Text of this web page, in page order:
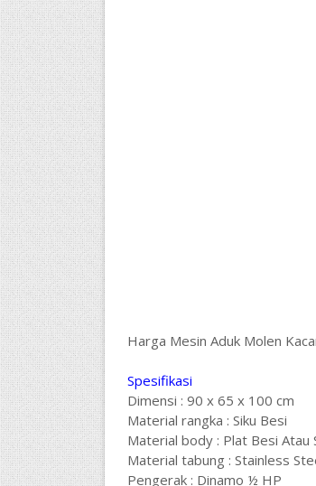
Harga Mesin Aduk Molen
Spesifikasi
Dimensi : 90 x 65 x 100 cm
Material rangka : Siku Besi
Material body : Plat Besi Atau
Material tabung : Stainless
Pengerak : Dinamo ½ HP